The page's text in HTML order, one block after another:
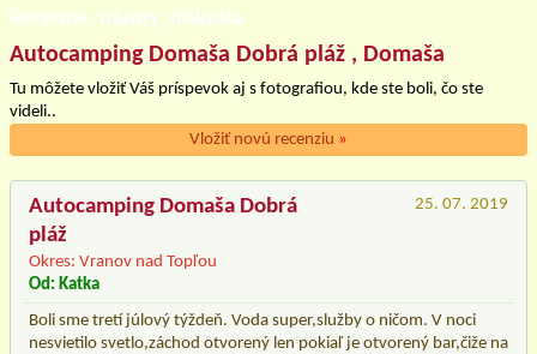
Recenzíe, názory, diskusia
Autocamping Domaša Dobrá pláž , Domaša
Tu môžete vložiť Váš príspevok aj s fotografiou, kde ste boli, čo ste
videli..
Vložiť novú recenziu »
Autocamping Domaša Dobrá
pláž
Okres: Vranov nad Topľou
25. 07. 2019
Od: Katka
Boli sme tretí júlový týždeň. Voda super,služby o ničom. V noci
nesvietilo svetlo,záchod otvorený len pokiaľ je otvorený bar,čiže na